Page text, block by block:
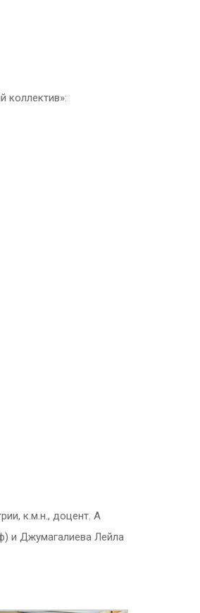
коллектив»:
к.м.н., доцент. А
и Джумагалиева Лейла